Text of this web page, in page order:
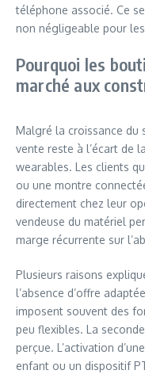
téléphone associé. Ce
non négligeable pour
Pourquoi les
marché aux
Malgré la croissance du
vente reste à l’écart de
wearables. Les clients
ou une montre
directement chez leur
vendeuse du matériel
marge récurrente sur
Plusieurs raisons
l’absence d’offre
imposent souvent des
peu flexibles. La
perçue. L’activation
enfant ou un dispositif